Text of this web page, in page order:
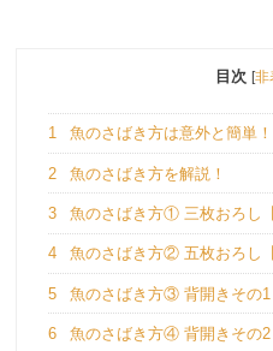
目次 [非
1 魚のさばき方は意外と簡単！
2 魚のさばき方を解説！
3 魚のさばき方① 三枚おろし
4 魚のさばき方② 五枚おろし
5 魚のさばき方③ 背開きその1
6 魚のさばき方④ 背開きその2